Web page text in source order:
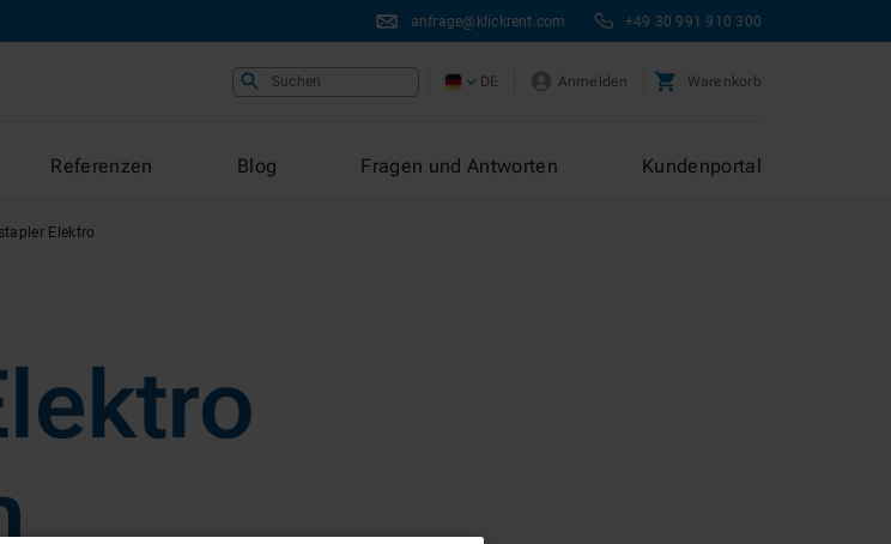
anfrage@klickrent.com +49 30 991 910 300
Suchen DE Anmelden Warenkorb
Referenzen Blog Fragen und Antworten Kundenportal
Elektro